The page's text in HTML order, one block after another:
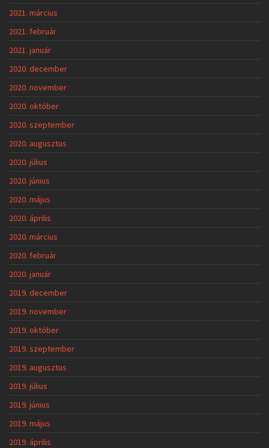
2021. március
2021. február
2021. január
2020. december
2020. november
2020. október
2020. szeptember
2020. augusztus
2020. július
2020. június
2020. május
2020. április
2020. március
2020. február
2020. január
2019. december
2019. november
2019. október
2019. szeptember
2019. augusztus
2019. július
2019. június
2019. május
2019. április